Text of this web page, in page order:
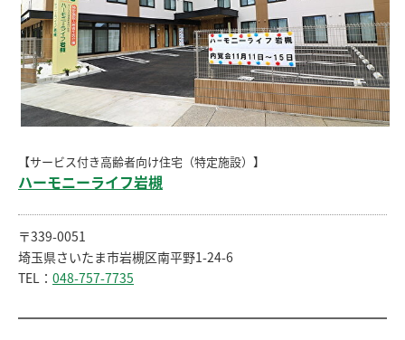
【サービス付き高齢者向け住宅（特定施設）】
ハーモニーライフ岩槻
〒339-0051
埼玉県さいたま市岩槻区南平野1-24-6
TEL： 048-757-7735